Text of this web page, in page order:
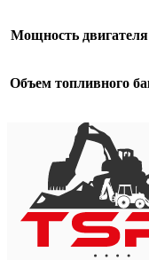
Мощность двигателя
Объем топливного